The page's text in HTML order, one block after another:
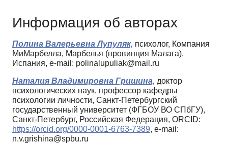
Информация об авторах
Полина Валерьевна Лупуляк, психолог, Компания
МиМарбелла, Марбелья (провинция Малага),
Испания, e-mail: polinalupuliak@mail.ru
Наталия Владимировна Гришина, доктор
психологических наук, профессор кафедры
психологии личности, Санкт-Петербургский
государственный университет (ФГБОУ ВО СПбГУ),
Санкт-Петербург, Российская Федерация, ORCID:
https://orcid.org/0000-0001-6763-7389, e-mail:
n.v.grishina@spbu.ru